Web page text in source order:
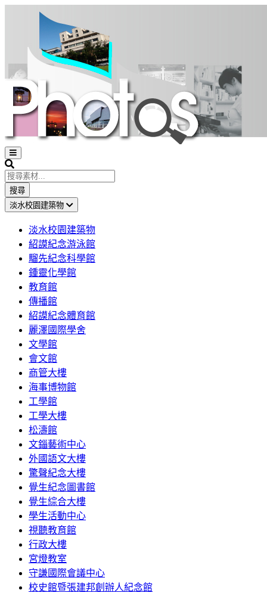
Open
sidebar
Search
搜尋
淡水校園建築物
淡水校園建築物
紹謨紀念游泳館
騮先紀念科學館
鍾靈化學館
教育館
傳播館
紹謨紀念體育館
麗澤國際學舍
文學館
會文館
商管大樓
海事博物館
工學館
工學大樓
松濤館
文錙藝術中心
外國語文大樓
驚聲紀念大樓
覺生紀念圖書館
覺生綜合大樓
學生活動中心
視聽教育館
行政大樓
宮燈教室
守謙國際會議中心
校史館暨張建邦創辦人紀念館